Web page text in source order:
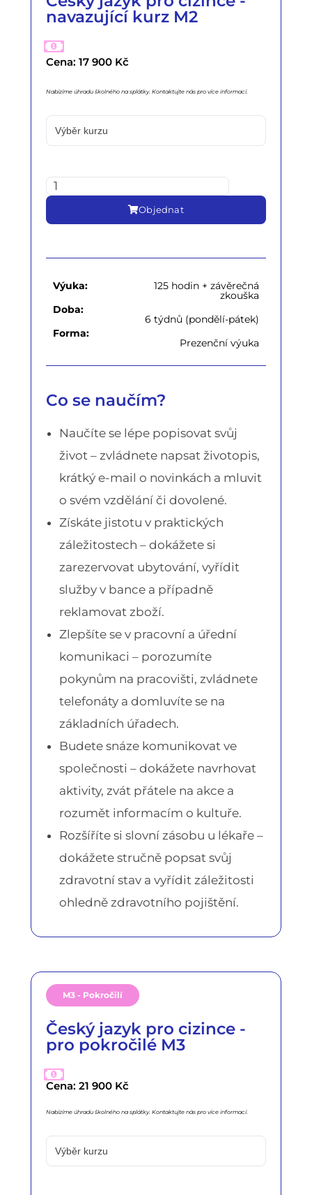
navazující kurz M2
Cena: 17 900 Kč
Nabízíme úhradu školného na splátky. Kontaktujte nás pro více informací.
Objednat
Výuka:
Doba:
Forma:
125 hodin + závěrečná
zkouška
6 týdnů (pondělí-pátek)
Prezenční výuka
Co se naučím?
Naučíte se lépe popisovat svůj
život – zvládnete napsat životopis,
krátký e-mail o novinkách a mluvit
o svém vzdělání či dovolené.
Získáte jistotu v praktických
záležitostech – dokážete si
zarezervovat ubytování, vyřídit
služby v bance a případně
reklamovat zboží.
Zlepšíte se v pracovní a úřední
komunikaci – porozumíte
pokynům na pracovišti, zvládnete
telefonáty a domluvíte se na
základních úřadech.
Budete snáze komunikovat ve
společnosti – dokážete navrhovat
aktivity, zvát přátele na akce a
rozumět informacím o kultuře.
Rozšíříte si slovní zásobu u lékaře –
dokážete stručně popsat svůj
zdravotní stav a vyřídit záležitosti
ohledně zdravotního pojištění.
M3 - Pokročilí
Český jazyk pro cizince -
pro pokročilé M3
Cena: 21 900 Kč
Nabízíme úhradu školného na splátky. Kontaktujte nás pro více informací.